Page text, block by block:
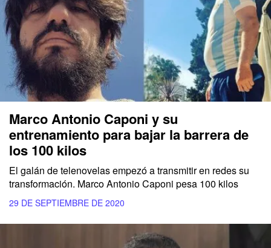
Marco Antonio Caponi y su
entrenamiento para bajar la barrera de
los 100 kilos
El galán de telenovelas empezó a transmitir en redes su
transformación. Marco Antonio Caponi pesa 100 kilos
29 DE SEPTIEMBRE DE 2020